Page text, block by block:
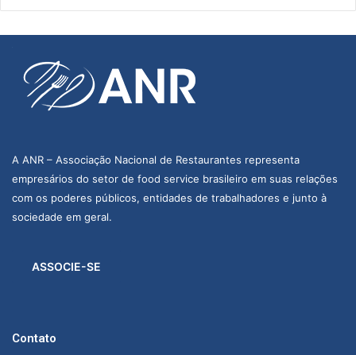
A ANR – Associação Nacional de Restaurantes representa
empresários do setor de food service brasileiro em suas relações
com os poderes públicos, entidades de trabalhadores e junto à
sociedade em geral.
ASSOCIE-SE
Contato